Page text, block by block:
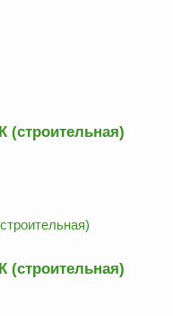
(строительная)
(строительная)